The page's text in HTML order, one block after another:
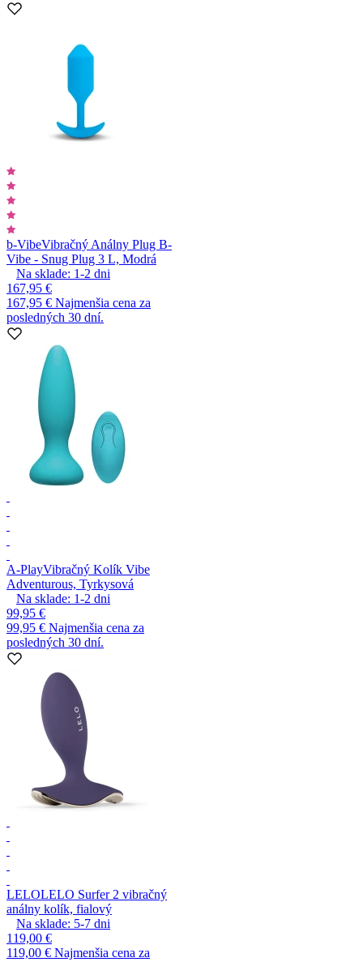
b-VibeVibračný Análny Plug B-
Vibe - Snug Plug 3 L, Modrá
Na sklade: 1-2 dni
167,95 €
167,95 € Najmenšia cena za
posledných 30 dní.
A-PlayVibračný Kolík Vibe
Adventurous, Tyrkysová
Na sklade: 1-2 dni
99,95 €
99,95 € Najmenšia cena za
posledných 30 dní.
LELOLELO Surfer 2 vibračný
análny kolík, fialový
Na sklade: 5-7 dni
119,00 €
119,00 € Najmenšia cena za